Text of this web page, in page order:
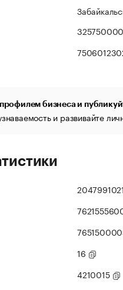
бизнеса и
и развивайте
2047991021
16
4210015